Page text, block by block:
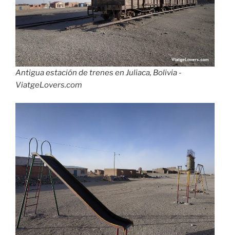
Antigua estación de trenes en Juliaca, Bolivia -
ViatgeLovers.com